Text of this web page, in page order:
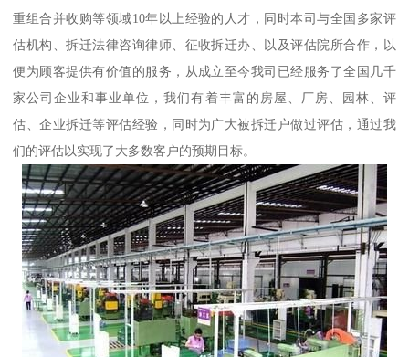
重组合并收购等领域10年以上经验的人才，同时本司与全国多家评
估机构、拆迁法律咨询律师、征收拆迁办、以及评估院所合作，以
便为顾客提供有价值的服务，从成立至今我司已经服务了全国几千
家公司企业和事业单位，我们有着丰富的房屋、厂房、园林、评
估、企业拆迁等评估经验，同时为广大被拆迁户做过评估，通过我
们的评估以实现了大多数客户的预期目标。